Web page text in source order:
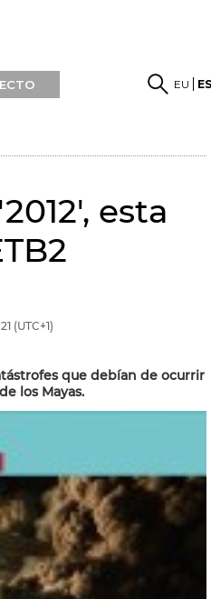
EU
esta
(UTC+1)
que debían de ocurrir
los Mayas.